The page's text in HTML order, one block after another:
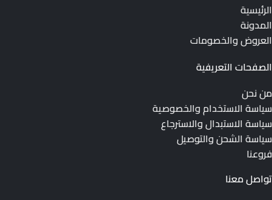
الرئيسية
المدونة
العروض والخصومات
الصفحات التعريفية
من نحن
سياسة الاستخدام والخصوصية
سياسة الاستبدال والاسترجاع
سياسة الشحن والتوصيل
فروعنا
تواصل معنا